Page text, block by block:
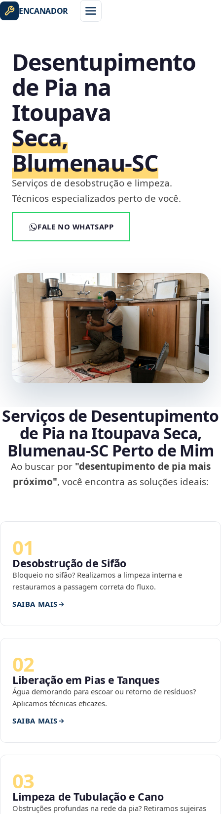
ENCANADOR
Desentupimento
de Pia na
Itoupava
Seca,
Blumenau‑SC
Serviços de desobstrução e limpeza.
Técnicos especializados perto de você.
FALE NO WHATSAPP
Serviços de Desentupimento
de Pia na Itoupava Seca,
Blumenau‑SC Perto de Mim
Ao buscar por "desentupimento de pia mais
próximo", você encontra as soluções ideais:
01
Desobstrução de Sifão
Bloqueio no sifão? Realizamos a limpeza interna e
restauramos a passagem correta do fluxo.
SAIBA MAIS
02
Liberação em Pias e Tanques
Água demorando para escoar ou retorno de resíduos?
Aplicamos técnicas eficazes.
SAIBA MAIS
03
Limpeza de Tubulação e Cano
Obstruções profundas na rede da pia? Retiramos sujeiras